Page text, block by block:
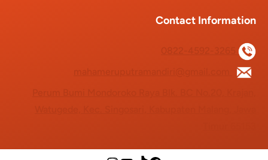
Contact Information